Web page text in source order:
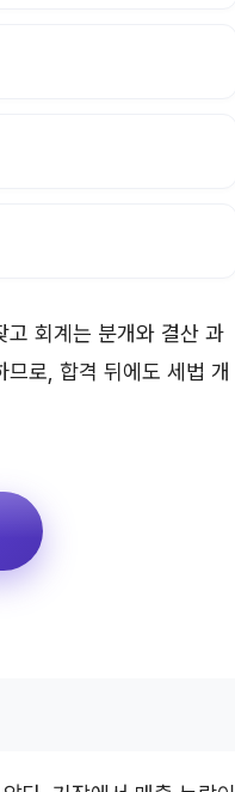
고 회계는 분개와 결산 과
로, 합격 뒤에도 세법 개